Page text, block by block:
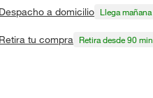
Despacho a domicilio Llega mañana
Retira tu compra Retira desde 90 min